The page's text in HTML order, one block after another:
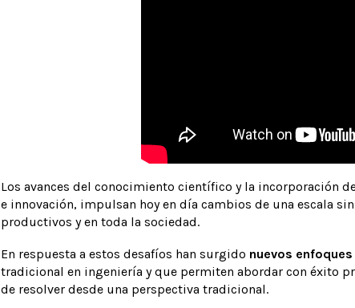
Los avances del conocimiento científico y la incorporación
e innovación, impulsan hoy en día cambios de una escala
productivos y en toda la sociedad.
En respuesta a estos desafíos han surgido nuevos enfoques
tradicional en ingeniería y que permiten abordar con éxito
de resolver desde una perspectiva tradicional.